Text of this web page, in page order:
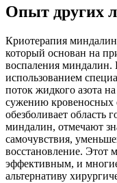
Опыт других
Криотерапия
который основан на
воспаления миндалин.
использованием
поток жидкого азота
сужению кровеносных
обезболивает
миндалин, отмечают
самочувствия,
восстановление. Этот
эффективным, и
альтернативу